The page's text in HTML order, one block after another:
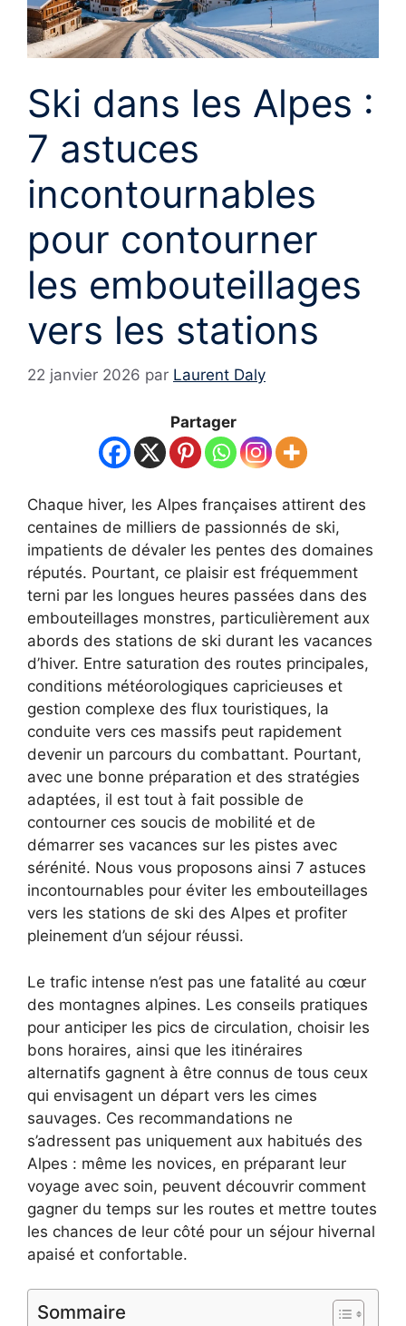
Ski dans les Alpes :
7 astuces
incontournables
pour contourner
les embouteillages
vers les stations
22 janvier 2026 par Laurent Daly
Partager
Chaque hiver, les Alpes françaises attirent des
centaines de milliers de passionnés de ski,
impatients de dévaler les pentes des domaines
réputés. Pourtant, ce plaisir est fréquemment
terni par les longues heures passées dans des
embouteillages monstres, particulièrement aux
abords des stations de ski durant les vacances
d’hiver. Entre saturation des routes principales,
conditions météorologiques capricieuses et
gestion complexe des flux touristiques, la
conduite vers ces massifs peut rapidement
devenir un parcours du combattant. Pourtant,
avec une bonne préparation et des stratégies
adaptées, il est tout à fait possible de
contourner ces soucis de mobilité et de
démarrer ses vacances sur les pistes avec
sérénité. Nous vous proposons ainsi 7 astuces
incontournables pour éviter les embouteillages
vers les stations de ski des Alpes et profiter
pleinement d’un séjour réussi.
Le trafic intense n’est pas une fatalité au cœur
des montagnes alpines. Les conseils pratiques
pour anticiper les pics de circulation, choisir les
bons horaires, ainsi que les itinéraires
alternatifs gagnent à être connus de tous ceux
qui envisagent un départ vers les cimes
sauvages. Ces recommandations ne
s’adressent pas uniquement aux habitués des
Alpes : même les novices, en préparant leur
voyage avec soin, peuvent découvrir comment
gagner du temps sur les routes et mettre toutes
les chances de leur côté pour un séjour hivernal
apaisé et confortable.
Sommaire